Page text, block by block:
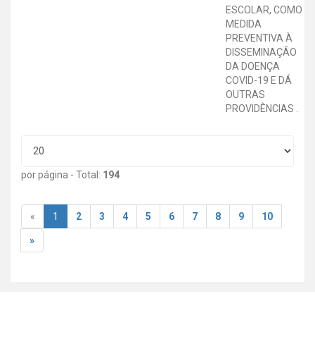
ESCOLAR, COMO
MEDIDA
PREVENTIVA À
DISSEMINAÇÃO
DA DOENÇA
COVID-19 E DÁ
OUTRAS
PROVIDÊNCIAS .
por página - Total: 194
« 1 2 3 4 5 6 7 8 9 10
»